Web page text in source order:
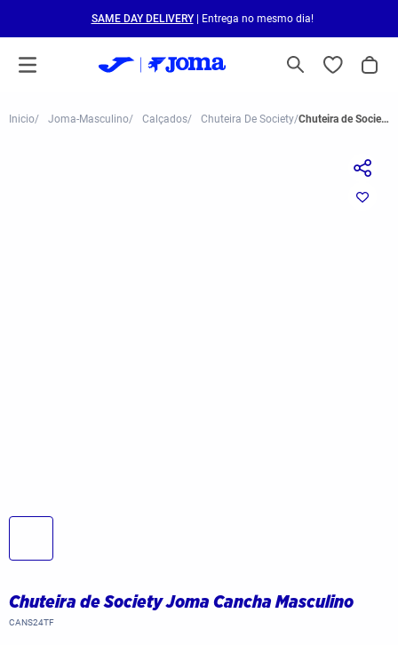
SAME DAY DELIVERY| Entrega no mesmo dia!
Joma-Masculino Calçados Chuteira De Society Chuteira de Society Joma Cancha Masculino
Chuteira de Society Joma Cancha Masculino
CANS24TF